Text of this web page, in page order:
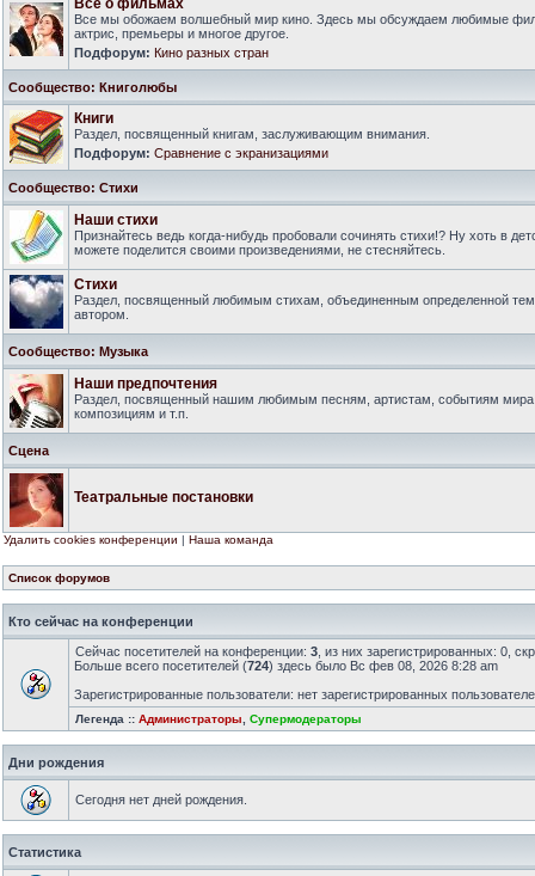
Все о фильмах
Все мы обожаем волшебный мир кино. Здесь мы обсуждаем любимые
актрис, премьеры и многое другое.
Подфорум: Кино разных стран
Сообщество: Книголюбы
Книги
Раздел, посвященный книгам, заслуживающим внимания.
Подфорум: Сравнение с экранизациями
Сообщество: Стихи
Наши стихи
Признайтесь ведь когда-нибудь пробовали сочинять стихи!? Ну хоть в
можете поделится своими произведениями, не стесняйтесь.
Стихи
Раздел, посвященный любимым стихам, объединенным определенной
автором.
Сообщество: Музыка
Наши предпочтения
Раздел, посвященный нашим любимым песням, артистам, событиям
композициям и т.п.
Сцена
Театральные постановки
Удалить cookies конференции | Наша команда
Список форумов
Кто сейчас на конференции
Сейчас посетителей на конференции: 3 , из них зарегистрированных: 0,
Больше всего посетителей (724) здесь было Вс фев 08, 2026 8:28 am
Зарегистрированные пользователи: нет зарегистрированных
Легенда :: Администраторы Супермодераторы
Дни рождения
Сегодня нет дней рождения.
Статистика